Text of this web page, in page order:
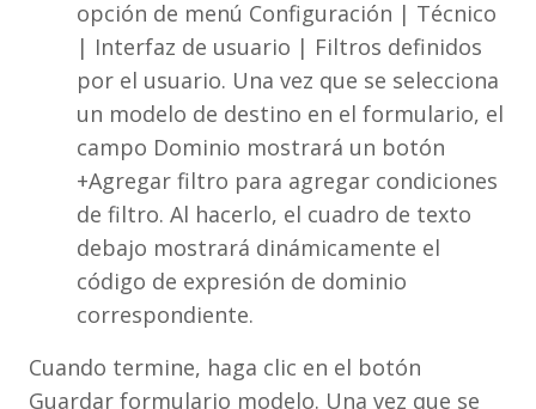
opción de menú Configuración | Técnico
| Interfaz de usuario | Filtros definidos
por el usuario. Una vez que se selecciona
un modelo de destino en el formulario, el
campo Dominio mostrará un botón
+Agregar filtro para agregar condiciones
de filtro. Al hacerlo, el cuadro de texto
debajo mostrará dinámicamente el
código de expresión de dominio
correspondiente.
Cuando termine, haga clic en el botón
Guardar formulario modelo. Una vez que se